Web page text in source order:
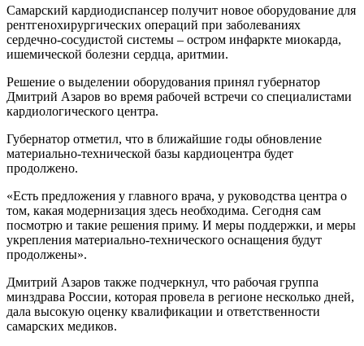
Самарский кардиодиспансер получит новое оборудование для
рентгенохирургических операций при заболеваниях
сердечно-сосудистой системы – остром инфаркте миокарда,
ишемической болезни сердца, аритмии.
Решение о выделении оборудования принял губернатор
Дмитрий Азаров во время рабочей встречи со специалистами
кардиологического центра.
Губернатор отметил, что в ближайшие годы обновление
материально-технической базы кардиоцентра будет
продолжено.
«Есть предложения у главного врача, у руководства центра о
том, какая модернизация здесь необходима. Сегодня сам
посмотрю и такие решения приму. И меры поддержки, и меры
укрепления материально-технического оснащения будут
продолжены».
Дмитрий Азаров также подчеркнул, что рабочая группа
минздрава России, которая провела в регионе несколько дней,
дала высокую оценку квалификации и ответственности
самарских медиков.